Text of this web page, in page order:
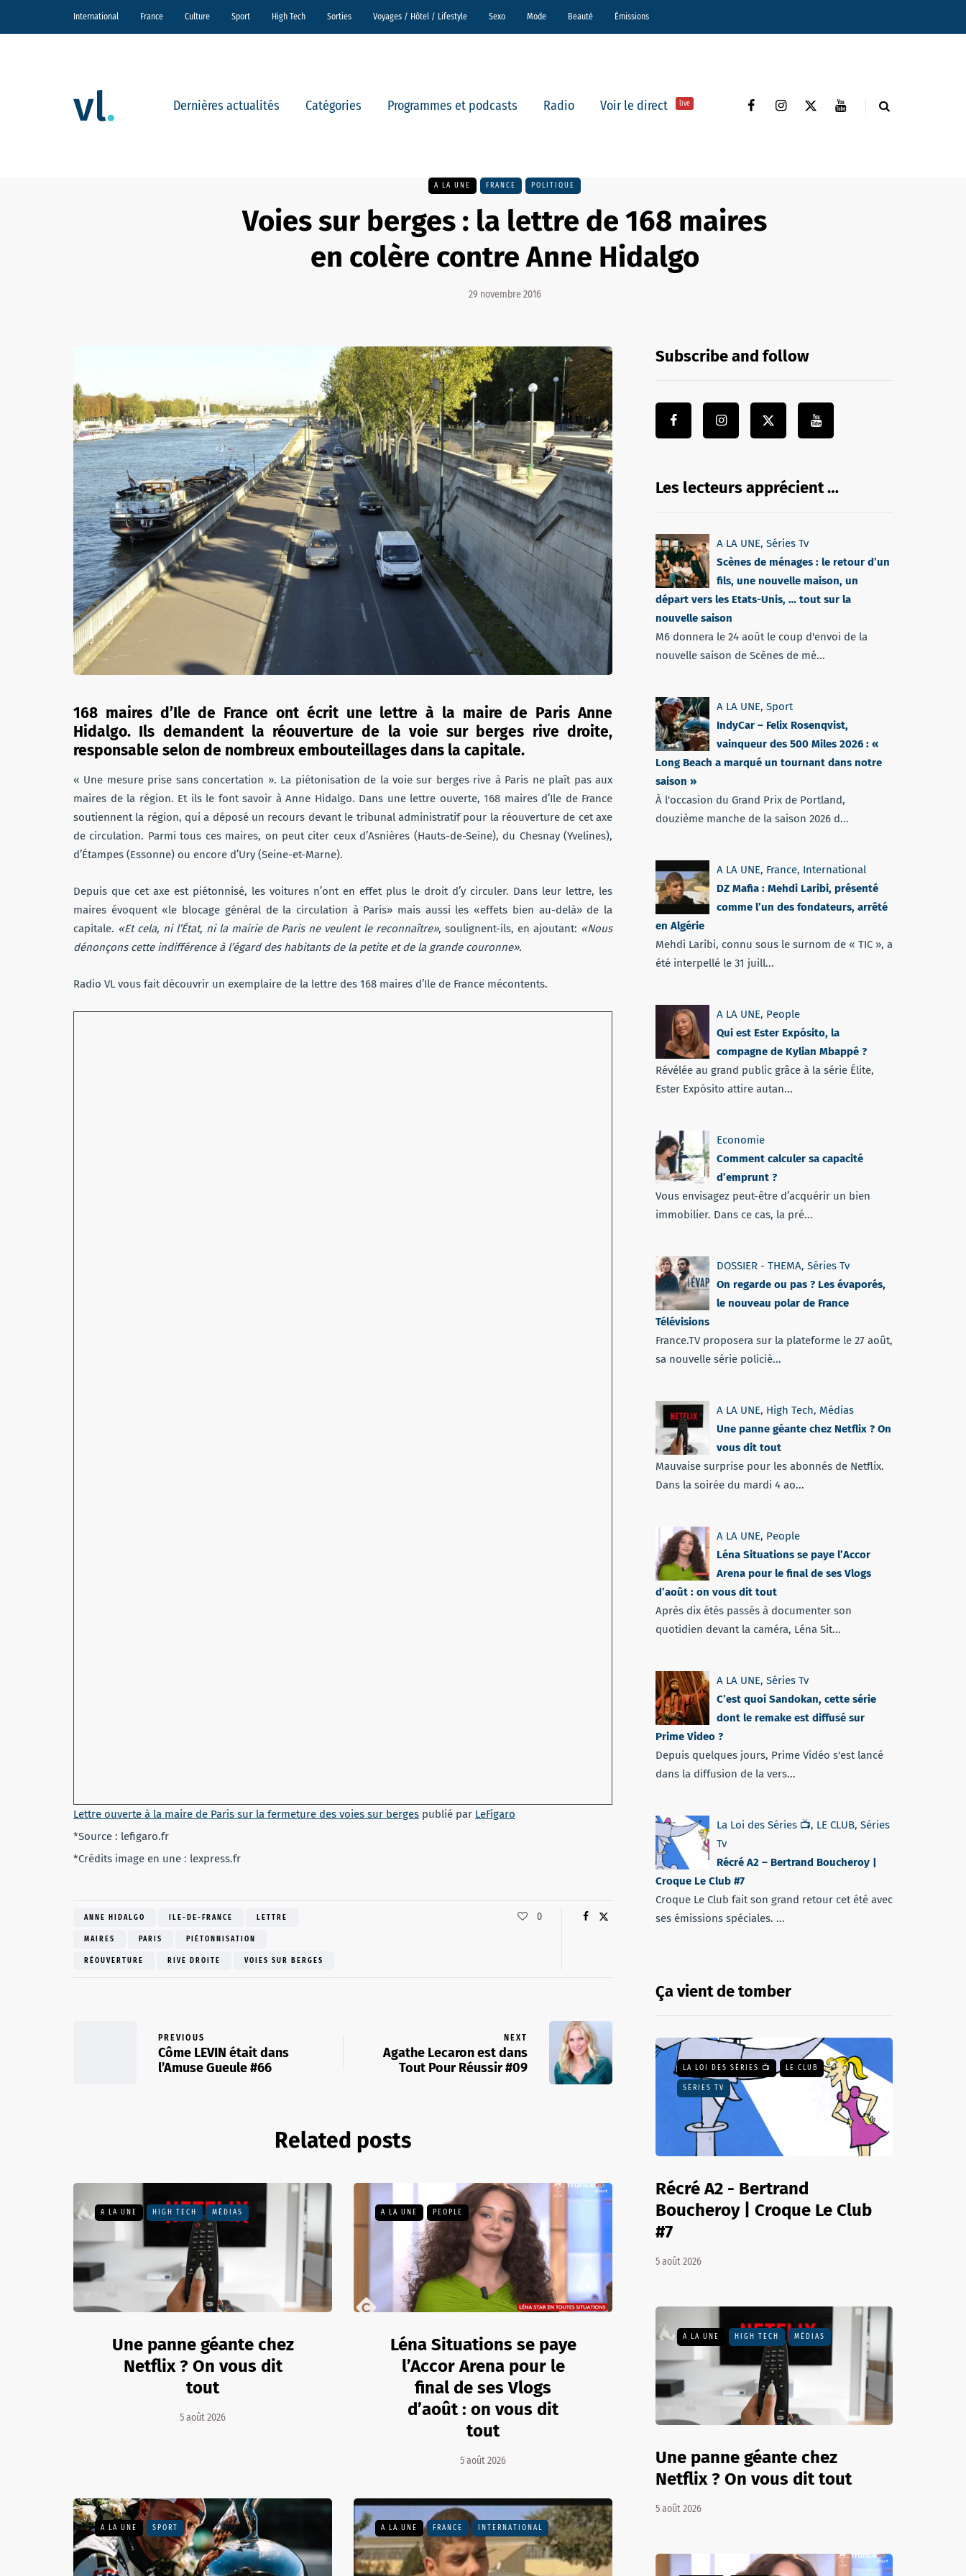
International France Culture Sport High Tech Sorties Voyages / Hôtel / Lifestyle Sexo Mode Beauté Émissions
Dernières actualités Catégories Programmes et podcasts Radio Voir le direct live
A LA UNE FRANCE POLITIQUE
Voies sur berges : la lettre de 168 maires
en colère contre Anne Hidalgo
29 novembre 2016
168 maires d’Ile de France ont écrit une lettre à la maire de Paris Anne
Hidalgo. Ils demandent la réouverture de la voie sur berges rive droite,
responsable selon de nombreux embouteillages dans la capitale.
« Une mesure prise sans concertation ». La piétonisation de la voie sur berges rive à Paris ne plaît pas aux
maires de la région. Et ils le font savoir à Anne Hidalgo. Dans une lettre ouverte, 168 maires d’Ile de France
soutiennent la région, qui a déposé un recours devant le tribunal administratif pour la réouverture de cet axe
de circulation. Parmi tous ces maires, on peut citer ceux d’Asnières (Hauts-de-Seine), du Chesnay (Yvelines),
d’Étampes (Essonne) ou encore d’Ury (Seine-et-Marne).
Depuis que cet axe est piétonnisé, les voitures n’ont en effet plus le droit d’y circuler. Dans leur lettre, les
maires évoquent «le blocage général de la circulation à Paris» mais aussi les «effets bien au-delà» de la
capitale. «Et cela, ni l’État, ni la mairie de Paris ne veulent le reconnaître», soulignent-ils, en ajoutant: «Nous
dénonçons cette indifférence à l’égard des habitants de la petite et de la grande couronne».
Radio VL vous fait découvrir un exemplaire de la lettre des 168 maires d’Ile de France mécontents.
Lettre ouverte à la maire de Paris sur la fermeture des voies sur berges publié par LeFigaro
*Source : lefigaro.fr
*Crédits image en une : lexpress.fr
ANNE HIDALGO ILE-DE-FRANCE LETTRE
MAIRES PARIS PIÉTONNISATION
RÉOUVERTURE RIVE DROITE VOIES SUR BERGES
0
PREVIOUS
Côme LEVIN était dans
l’Amuse Gueule #66
NEXT
Agathe Lecaron est dans
Tout Pour Réussir #09
Related posts
A LA UNE HIGH TECH MÉDIAS
Une panne géante chez
Netflix ? On vous dit
tout
5 août 2026
A LA UNE PEOPLE
Léna Situations se paye
l’Accor Arena pour le
final de ses Vlogs
d’août : on vous dit
tout
5 août 2026
A LA UNE SPORT A LA UNE FRANCE INTERNATIONAL
Subscribe and follow
Les lecteurs apprécient …
A LA UNE, Séries Tv
Scènes de ménages : le retour d’un
fils, une nouvelle maison, un
départ vers les Etats-Unis, … tout sur la
nouvelle saison
M6 donnera le 24 août le coup d'envoi de la
nouvelle saison de Scènes de mé...
A LA UNE, Sport
IndyCar – Felix Rosenqvist,
vainqueur des 500 Miles 2026 : «
Long Beach a marqué un tournant dans notre
saison »
À l'occasion du Grand Prix de Portland,
douzième manche de la saison 2026 d...
A LA UNE, France, International
DZ Mafia : Mehdi Laribi, présenté
comme l’un des fondateurs, arrêté
en Algérie
Mehdi Laribi, connu sous le surnom de « TIC », a
été interpellé le 31 juill...
A LA UNE, People
Qui est Ester Expósito, la
compagne de Kylian Mbappé ?
Révélée au grand public grâce à la série Élite,
Ester Expósito attire autan...
Economie
Comment calculer sa capacité
d’emprunt ?
Vous envisagez peut-être d’acquérir un bien
immobilier. Dans ce cas, la pré...
DOSSIER - THEMA, Séries Tv
On regarde ou pas ? Les évaporés,
le nouveau polar de France
Télévisions
France.TV proposera sur la plateforme le 27 août,
sa nouvelle série policiè...
A LA UNE, High Tech, Médias
Une panne géante chez Netflix ? On
vous dit tout
Mauvaise surprise pour les abonnés de Netflix.
Dans la soirée du mardi 4 ao...
A LA UNE, People
Léna Situations se paye l’Accor
Arena pour le final de ses Vlogs
d’août : on vous dit tout
Après dix étés passés à documenter son
quotidien devant la caméra, Léna Sit...
A LA UNE, Séries Tv
C’est quoi Sandokan, cette série
dont le remake est diffusé sur
Prime Video ?
Depuis quelques jours, Prime Vidéo s'est lancé
dans la diffusion de la vers...
La Loi des Séries 📺, LE CLUB, Séries
Tv
Récré A2 – Bertrand Boucheroy |
Croque Le Club #7
Croque Le Club fait son grand retour cet été avec
ses émissions spéciales. ...
Ça vient de tomber
LA LOI DES SÉRIES 📺 LE CLUB
SÉRIES TV
Récré A2 - Bertrand
Boucheroy | Croque Le Club
#7
5 août 2026
A LA UNE HIGH TECH MÉDIAS
Une panne géante chez
Netflix ? On vous dit tout
5 août 2026